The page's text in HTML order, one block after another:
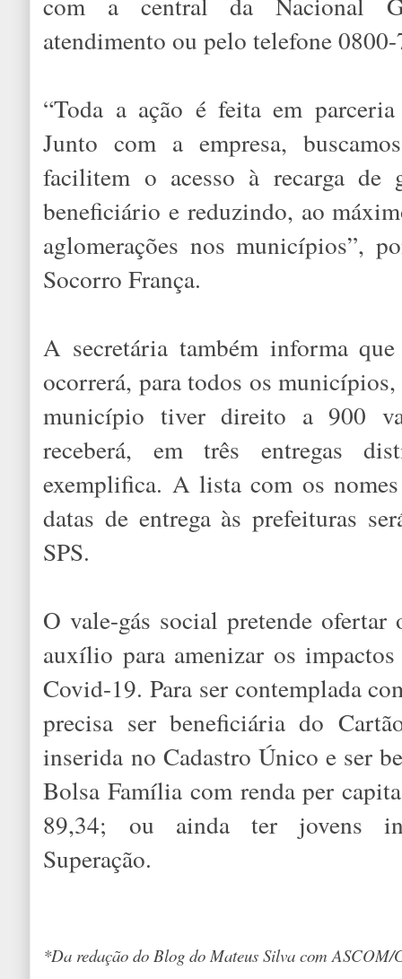
atendimento ou pelo telefone
“Toda a ação é feita em
Junto com a empresa,
facilitem o acesso à recarga de
beneficiário e reduzindo, ao
aglomerações nos municípios”,
Socorro França.
A secretária também informa
ocorrerá, para todos os municípios,
município tiver direito a 900
receberá, em três entregas
exemplifica. A lista com os
datas de entrega às prefeituras
SPS.
O vale-gás social pretende
auxílio para amenizar os
Covid-19. Para ser contemplada
precisa ser beneficiária do
inserida no Cadastro Único e ser
Bolsa Família com renda per
89,34; ou ainda ter jovens
Superação.
*Da redação do Blog do Mateus Silva com ASCOM/